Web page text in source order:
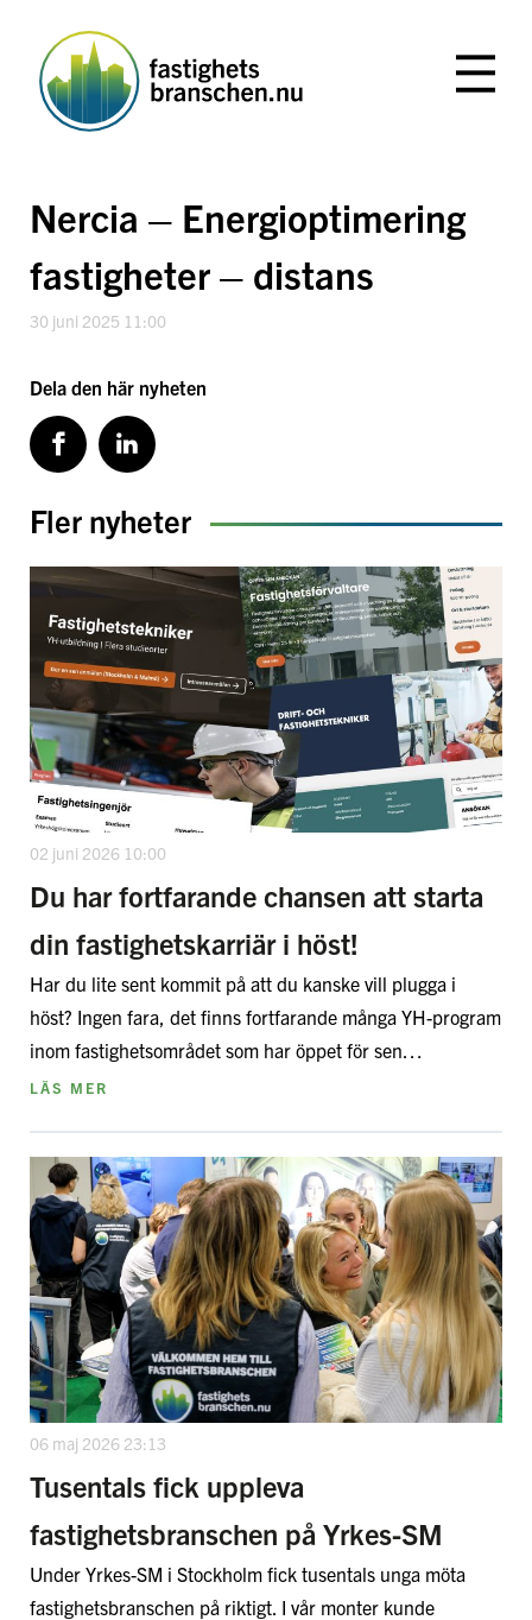
innehåll
Nercia – Energioptimering
fastigheter – distans
30 juni 2025 11:00
Dela den här nyheten
Fler nyheter
02 juni 2026 10:00
Du har fortfarande chansen att starta
din fastighetskarriär i höst!
Har du lite sent kommit på att du kanske vill plugga i
höst? Ingen fara, det finns fortfarande många YH-program
inom fastighetsområdet som har öppet för sen…
LÄS MER
06 maj 2026 23:13
Tusentals fick uppleva
fastighetsbranschen på Yrkes-SM
Under Yrkes-SM i Stockholm fick tusentals unga möta
fastighetsbranschen på riktigt. I vår monter kunde